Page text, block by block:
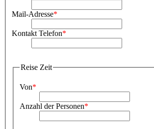
Mail-Adresse*
Kontakt Telefon*
Reise Zeit
Von*
Anzahl der Personen*